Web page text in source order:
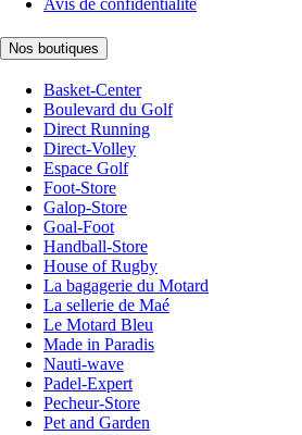
Avis de confidentialité
Nos boutiques
Basket-Center
Boulevard du Golf
Direct Running
Direct-Volley
Espace Golf
Foot-Store
Galop-Store
Goal-Foot
Handball-Store
House of Rugby
La bagagerie du Motard
La sellerie de Maé
Le Motard Bleu
Made in Paradis
Nauti-wave
Padel-Expert
Pecheur-Store
Pet and Garden